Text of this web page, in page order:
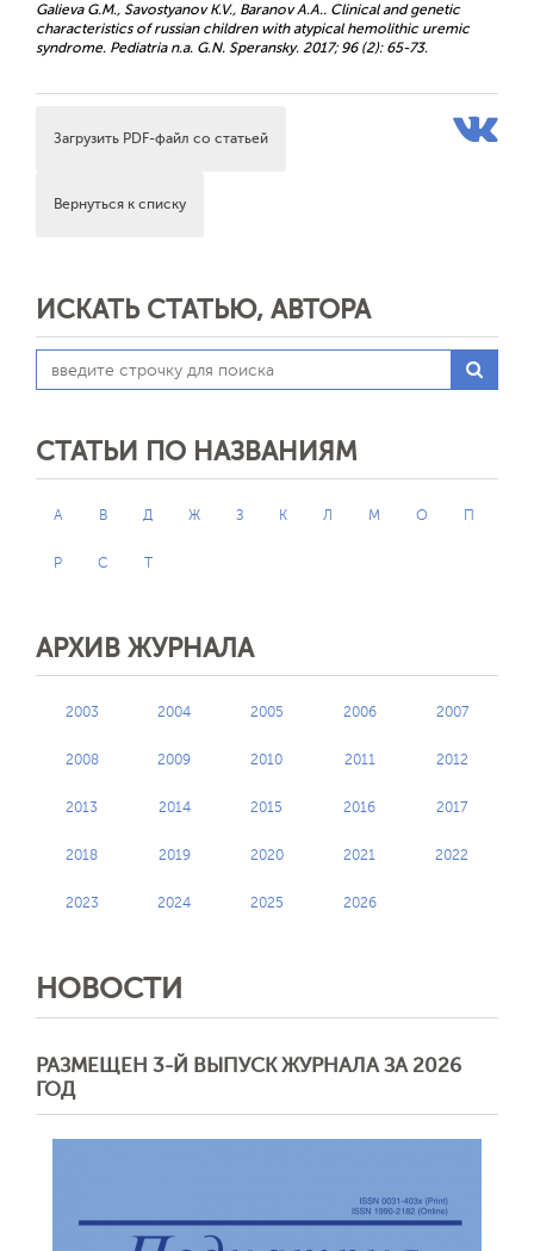
Galieva G.M., Savostyanov K.V., Baranov A.A.. Clinical and genetic
characteristics of russian children with atypical hemolithic uremic
syndrome. Pediatria n.a. G.N. Speransky. 2017; 96 (2): 65-73.
Загрузить PDF-файл со статьей
Вернуться к списку
ИСКАТЬ СТАТЬЮ, АВТОРА
СТАТЬИ ПО НАЗВАНИЯМ
А В Д Ж З К Л М О П
Р С Т
АРХИВ ЖУРНАЛА
2003 2004 2005 2006 2007
2008 2009 2010 2011 2012
2013 2014 2015 2016 2017
2018 2019 2020 2021 2022
2023 2024 2025 2026
НОВОСТИ
РАЗМЕЩЕН 3-Й ВЫПУСК ЖУРНАЛА ЗА 2026
ГОД